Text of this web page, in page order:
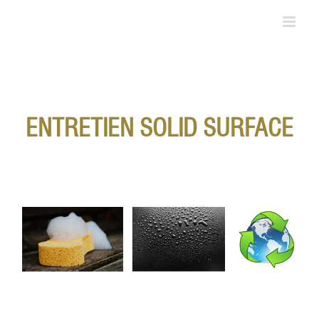
ENTRETIEN SOLID SURFACE